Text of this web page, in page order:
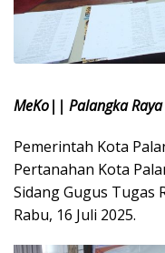
MeKo|| Palangka Raya
Pemerintah Kota
Pertanahan Kota
Sidang Gugus Tugas
Rabu, 16 Juli 2025.